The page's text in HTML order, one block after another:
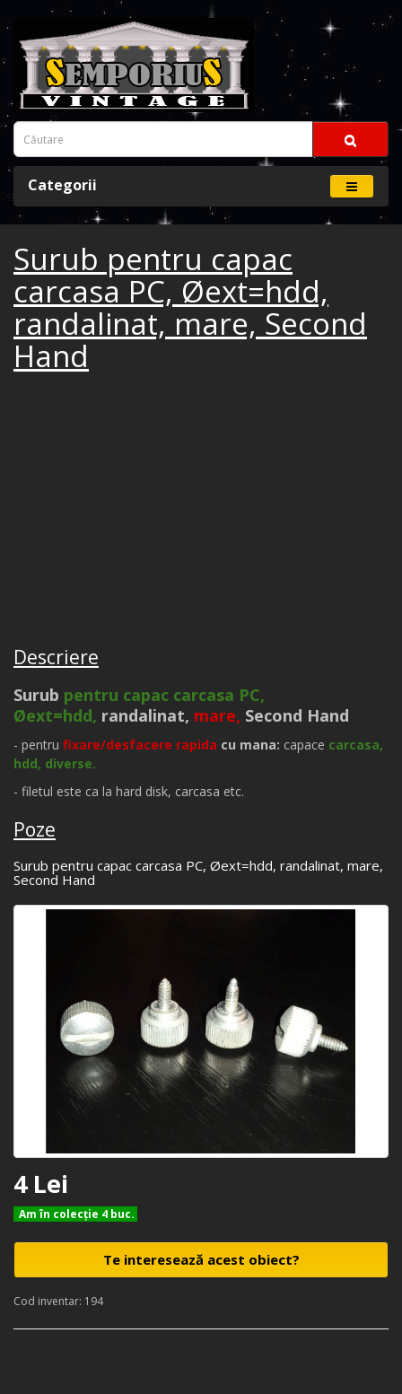
Categorii
Surub pentru capac
carcasa PC, Øext=hdd,
randalinat, mare, Second
Hand
Descriere
Surub pentru capac carcasa PC,
Øext=hdd, randalinat, mare, Second Hand
- pentru fixare/desfacere rapida cu mana: capace carcasa,
hdd, diverse.
- filetul este ca la hard disk, carcasa etc.
Poze
Surub pentru capac carcasa PC, Øext=hdd, randalinat, mare,
Second Hand
4 Lei
Am în colecţie 4 buc.
Te interesează acest obiect?
Cod inventar: 194